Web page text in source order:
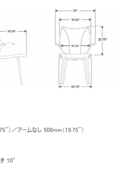
ト国立デザイン博物館（Smithsonian
Museum）の「2002年ナショナル・デザ
Award）」や「1999年クライスラー・
Design Award）」があげられます。近
ルギーをオフィス環境、とりわけチェアのデ
。この分野でも、座面高の調整用空気圧
クライニングまで、数多くのブレークスル
）／アームなし 500mm（19.75"）
き 10°